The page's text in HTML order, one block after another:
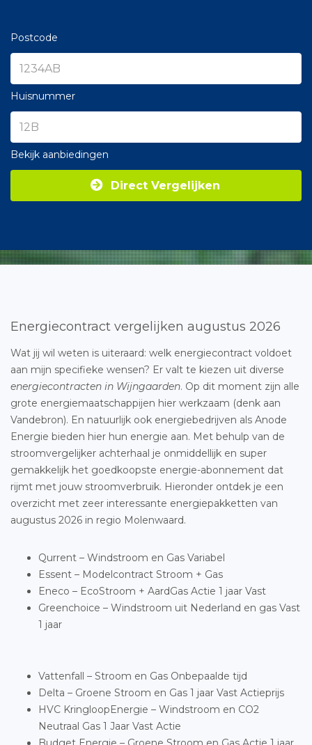
Postcode
Huisnummer
Bekijk aanbiedingen
Direct Vergelijken
Energiecontract vergelijken augustus 2026
Wat jij wil weten is uiteraard: welk energiecontract voldoet
aan mijn specifieke wensen? Er valt te kiezen uit diverse
energiecontracten in Wijngaarden. Op dit moment zijn alle
grote energiemaatschappijen hier werkzaam (denk aan
Vandebron). En natuurlijk ook energiebedrijven als Anode
Energie bieden hier hun energie aan. Met behulp van de
stroomvergelijker achterhaal je onmiddellijk en super
gemakkelijk het goedkoopste energie-abonnement dat
rijmt met jouw stroomverbruik. Hieronder ontdek je een
overzicht met zeer interessante energiepakketten van
augustus 2026 in regio Molenwaard.
Qurrent – Windstroom en Gas Variabel
Essent – Modelcontract Stroom + Gas
Eneco – EcoStroom + AardGas Actie 1 jaar Vast
Greenchoice – Windstroom uit Nederland en gas Vast
1 jaar
Vattenfall – Stroom en Gas Onbepaalde tijd
Delta – Groene Stroom en Gas 1 jaar Vast Actieprijs
HVC KringloopEnergie – Windstroom en CO2
Neutraal Gas 1 Jaar Vast Actie